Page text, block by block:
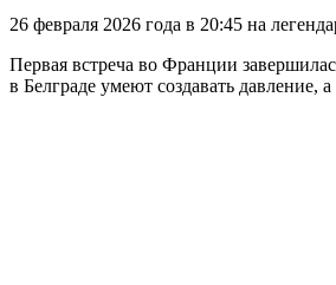
26 февраля 2026 года в 20:45 на
Первая встреча во Франции
в Белграде умеют создавать давление,